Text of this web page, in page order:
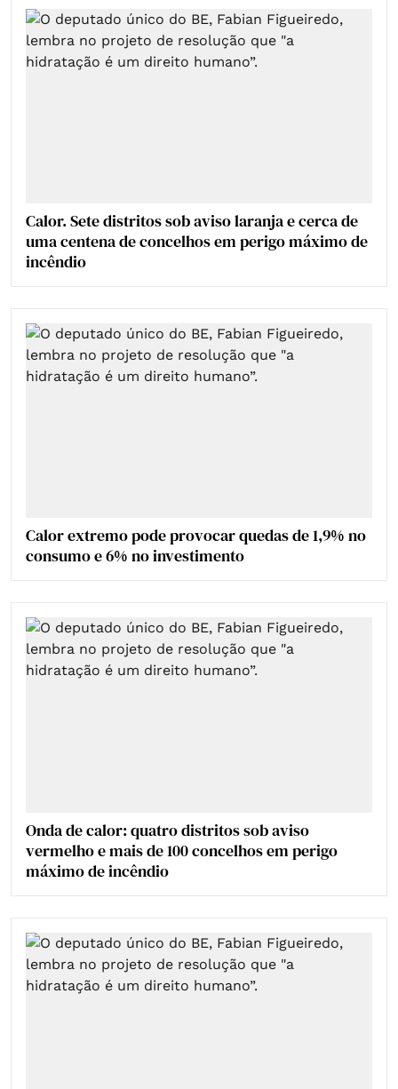
Calor. Sete distritos sob aviso laranja e cerca de
uma centena de concelhos em perigo máximo de
incêndio
Calor extremo pode provocar quedas de 1,9% no
consumo e 6% no investimento
Onda de calor: quatro distritos sob aviso
vermelho e mais de 100 concelhos em perigo
máximo de incêndio